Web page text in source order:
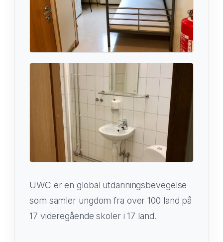
UWC er en global utdanningsbevegelse
som samler ungdom fra over 100 land på
17 videregående skoler i 17 land.